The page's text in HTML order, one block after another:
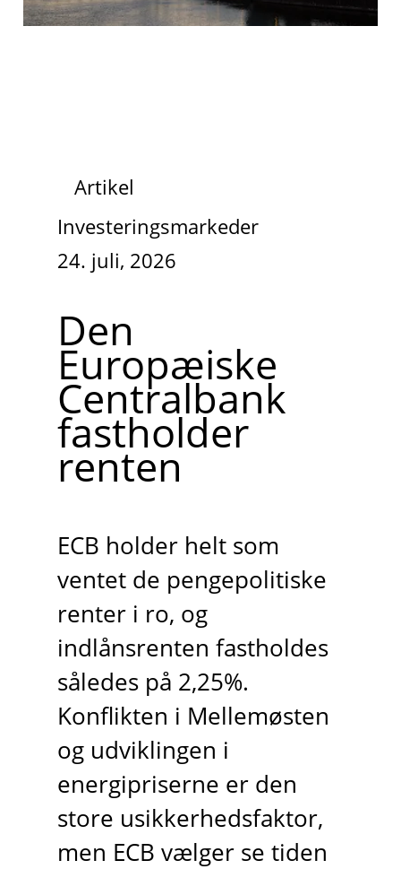
Artikel
Investeringsmarkeder
24. juli, 2026
Den
Europæiske
Centralbank
fastholder
renten
ECB holder helt som
ventet de pengepolitiske
renter i ro, og
indlånsrenten fastholdes
således på 2,25%.
Konflikten i Mellemøsten
og udviklingen i
energipriserne er den
store usikkerhedsfaktor,
men ECB vælger se tiden